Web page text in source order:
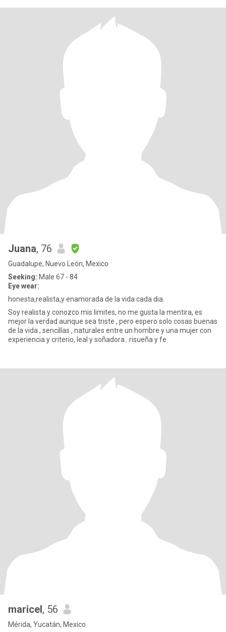
Juana, 76
Guadalupe, Nuevo León, Mexico
Seeking: Male 67 - 84
Eye wear:
honesta,realista,y enamorada de la vida cada dia.
Soy realista y conozco mis limites, no me gusta la mentira, es
mejor la verdad aunque sea triste , pero espero solo cosas buenas
de la vida , sencillas , naturales entre un hombre y una mujer con
experiencia y criterio, leal y soñadora.. risueña y fe
maricel, 56
Mérida, Yucatán, Mexico